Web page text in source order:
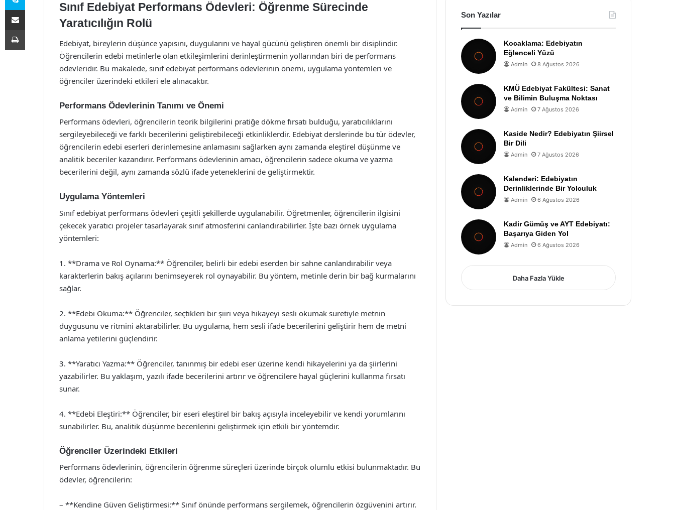
Sınıf Edebiyat Performans Ödevleri: Öğrenme Sürecinde
Yaratıcılığın Rolü
Edebiyat, bireylerin düşünce yapısını, duygularını ve hayal gücünü geliştiren önemli bir disiplindir.
Öğrencilerin edebi metinlerle olan etkileşimlerini derinleştirmenin yollarından biri de performans
ödevleridir. Bu makalede, sınıf edebiyat performans ödevlerinin önemi, uygulama yöntemleri ve
öğrenciler üzerindeki etkileri ele alınacaktır.
Performans Ödevlerinin Tanımı ve Önemi
Performans ödevleri, öğrencilerin teorik bilgilerini pratiğe dökme fırsatı bulduğu, yaratıcılıklarını
sergileyebileceği ve farklı becerilerini geliştirebileceği etkinliklerdir. Edebiyat derslerinde bu tür ödevler,
öğrencilerin edebi eserleri derinlemesine anlamasını sağlarken aynı zamanda eleştirel düşünme ve
analitik beceriler kazandırır. Performans ödevlerinin amacı, öğrencilerin sadece okuma ve yazma
becerilerini değil, aynı zamanda sözlü ifade yeteneklerini de geliştirmektir.
Uygulama Yöntemleri
Sınıf edebiyat performans ödevleri çeşitli şekillerde uygulanabilir. Öğretmenler, öğrencilerin ilgisini
çekecek yaratıcı projeler tasarlayarak sınıf atmosferini canlandırabilirler. İşte bazı örnek uygulama
yöntemleri:
1. **Drama ve Rol Oynama:** Öğrenciler, belirli bir edebi eserden bir sahne canlandırabilir veya
karakterlerin bakış açılarını benimseyerek rol oynayabilir. Bu yöntem, metinle derin bir bağ kurmalarını
sağlar.
2. **Edebi Okuma:** Öğrenciler, seçtikleri bir şiiri veya hikayeyi sesli okumak suretiyle metnin
duygusunu ve ritmini aktarabilirler. Bu uygulama, hem sesli ifade becerilerini geliştirir hem de metni
anlama yetilerini güçlendirir.
3. **Yaratıcı Yazma:** Öğrenciler, tanınmış bir edebi eser üzerine kendi hikayelerini ya da şiirlerini
yazabilirler. Bu yaklaşım, yazılı ifade becerilerini artırır ve öğrencilere hayal güçlerini kullanma fırsatı
sunar.
4. **Edebi Eleştiri:** Öğrenciler, bir eseri eleştirel bir bakış açısıyla inceleyebilir ve kendi yorumlarını
sunabilirler. Bu, analitik düşünme becerilerini geliştirmek için etkili bir yöntemdir.
Öğrenciler Üzerindeki Etkileri
Performans ödevlerinin, öğrencilerin öğrenme süreçleri üzerinde birçok olumlu etkisi bulunmaktadır. Bu
ödevler, öğrencilerin:
– **Kendine Güven Geliştirmesi:** Sınıf önünde performans sergilemek, öğrencilerin özgüvenini artırır.
Son Yazılar
Kocaklama: Edebiyatın
Eğlenceli Yüzü
Admin 8 Ağustos 2026
KMÜ Edebiyat Fakültesi: Sanat
ve Bilimin Buluşma Noktası
Admin 7 Ağustos 2026
Kaside Nedir? Edebiyatın Şiirsel
Bir Dili
Admin 7 Ağustos 2026
Kalenderi: Edebiyatın
Derinliklerinde Bir Yolculuk
Admin 6 Ağustos 2026
Kadir Gümüş ve AYT Edebiyatı:
Başarıya Giden Yol
Admin 6 Ağustos 2026
Daha Fazla Yükle
E-Posta ile paylaş